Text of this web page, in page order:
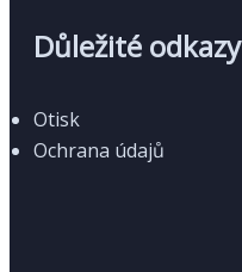
Důležité odkazy
Otisk
Ochrana údajů